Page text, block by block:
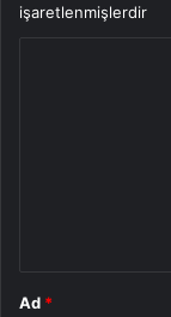
işaretlenmişlerdir
Ad *